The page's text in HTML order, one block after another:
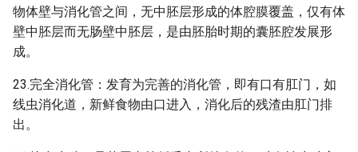
物体壁与消化管之间，无中胚层形成的体腔膜覆盖，仅有体
壁中胚层而无肠壁中胚层，是由胚胎时期的囊胚腔发展形
成。
23.完全消化管：发育为完善的消化管，即有口有肛门，如
线虫消化道，新鲜食物由口进入，消化后的残渣由肛门排
出。